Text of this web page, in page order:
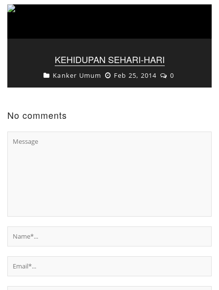
KEHIDUPAN SEHARI-HARI
Kanker Umum Feb 25, 2014 0
No comments